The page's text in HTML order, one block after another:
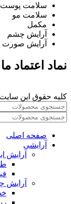
سلامت پوست
سلامت مو
مکمل
آرایش چشم
آرایش صورت
نماد اعتماد ما
کلیه حقوق این
صفحه اصلی
آرایشی
آرايش
آرايش